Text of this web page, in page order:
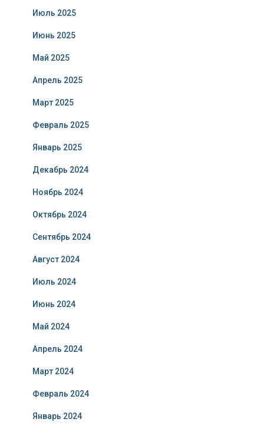
Июль 2025
Июнь 2025
Май 2025
Апрель 2025
Март 2025
Февраль 2025
Январь 2025
Декабрь 2024
Ноябрь 2024
Октябрь 2024
Сентябрь 2024
Август 2024
Июль 2024
Июнь 2024
Май 2024
Апрель 2024
Март 2024
Февраль 2024
Январь 2024